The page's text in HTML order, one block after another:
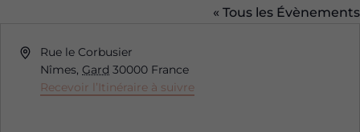
« Tous les Évènements
AdresseRue le Corbusier
Nîmes, Gard 30000 France
Recevoir l’Itinéraire à suivre